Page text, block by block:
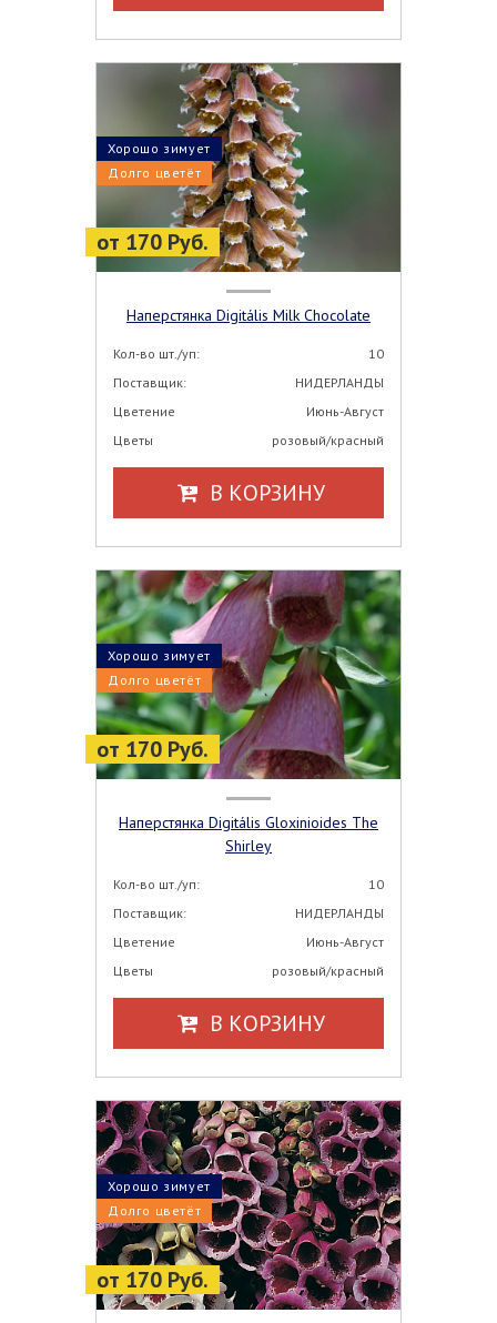
от 170 Руб.
Долго цветёт
Хорошо зимует
Наперстянка Digitális Milk Chocolate
Кол-во шт./уп:
10
Поставщик:
НИДЕРЛАНДЫ
Цветение
Июнь-Август
Цветы
розовый/красный
В КОРЗИНУ
от 170 Руб.
Долго цветёт
Хорошо зимует
Наперстянка Digitális Gloxinioides The
Shirley
Кол-во шт./уп:
10
Поставщик:
НИДЕРЛАНДЫ
Цветение
Июнь-Август
Цветы
розовый/красный
В КОРЗИНУ
от 170 Руб.
Долго цветёт
Хорошо зимует